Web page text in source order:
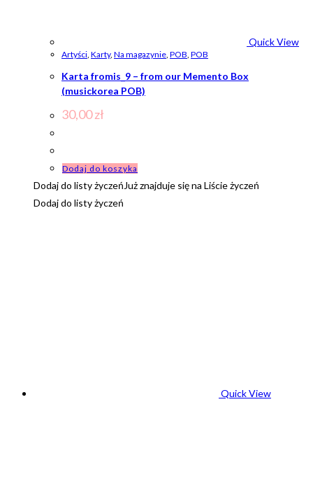
Quick View
Artyści, Karty, Na magazynie, POB, POB
Karta fromis_9 – from our Memento Box
(musickorea POB)
30,00zł
Dodaj do koszyka
Dodaj do listy życzeńJuż znajduje się na Liście życzeń
Dodaj do listy życzeń
Quick View